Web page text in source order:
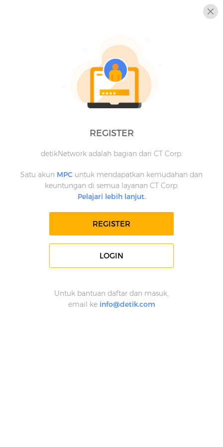
REGISTER
detikNetwork adalah bagian dari CT Corp.
Satu akun MPC untuk mendapatkan kemudahan dan
keuntungan di semua layanan CT Corp.
Pelajari lebih lanjut.
REGISTER
LOGIN
Untuk bantuan daftar dan masuk,
email ke info@detik.com